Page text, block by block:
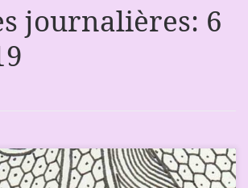
journalières: 6